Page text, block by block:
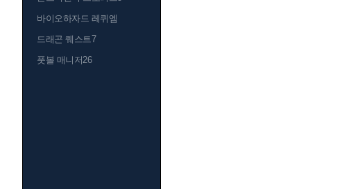
바이오하자드 레퀴엠
드래곤 퀘스트7
풋볼 매니저26